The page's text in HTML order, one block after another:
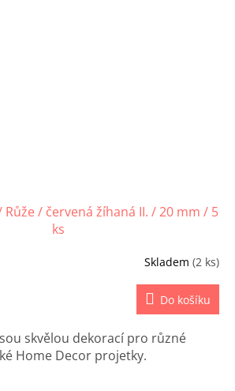
/ červená žíhaná II. / 20 mm / 5
ks
Skladem (2 ks)
Do košíku
skvělou dekorací pro různé
Home Decor projetky.